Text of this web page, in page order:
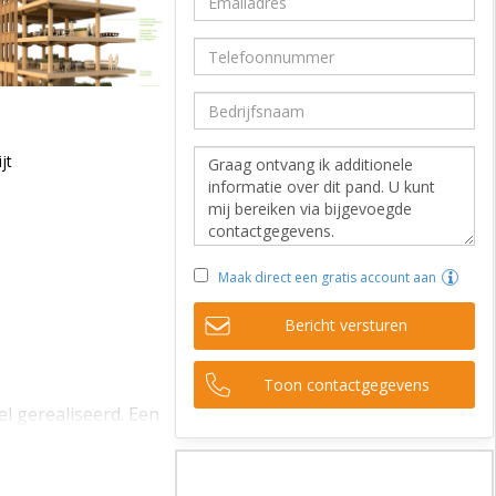
gerealiseerd. Een
Maak direct een gratis account aan
Bericht versturen
Toon contactgegevens